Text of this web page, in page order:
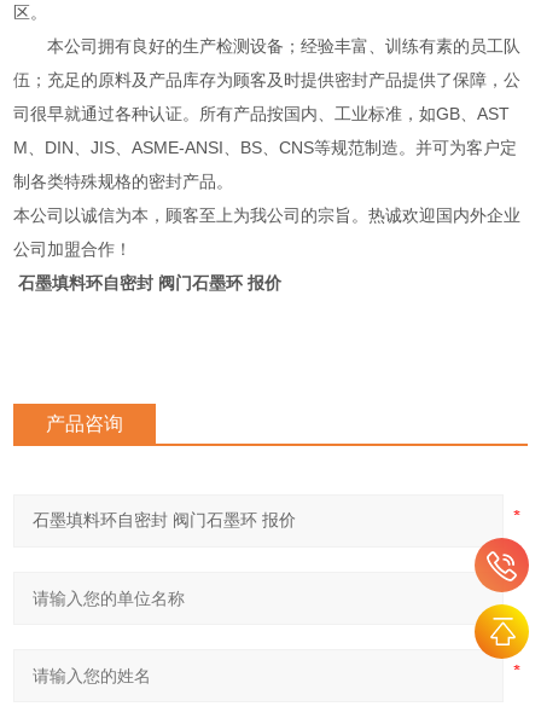
区。
本公司拥有良好的生产检测设备；经验丰富、训练有素的员工队
伍；充足的原料及产品库存为顾客及时提供密封产品提供了保障，公
司很早就通过各种认证。所有产品按国内、工业标准，如GB、AST
M、DIN、JIS、ASME-ANSI、BS、CNS等规范制造。并可为客户定
制各类特殊规格的密封产品。
本公司以诚信为本，顾客至上为我公司的宗旨。热诚欢迎国内外企业
公司加盟合作！
石墨填料环自密封 阀门石墨环 报价
产品咨询